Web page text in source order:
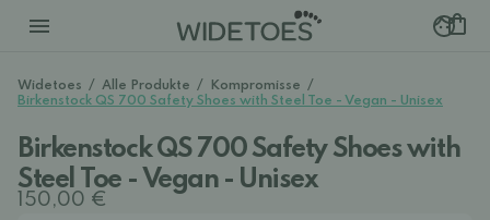
Widetoes / Alle Produkte / Kompromisse /
Birkenstock QS 700 Safety Shoes with Steel Toe - Vegan - Unisex
Birkenstock QS 700 Safety Shoes with
Steel Toe - Vegan - Unisex
150,00 €